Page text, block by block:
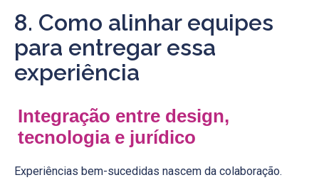
8. Como alinhar equipes
para entregar essa
experiência
Integração entre design,
tecnologia e jurídico
Experiências bem-sucedidas nascem da colaboração.